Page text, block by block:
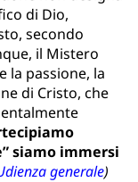
di Dio,
secondo
il Mistero
la passione, la
di Cristo, che
siamo immersi
generale)